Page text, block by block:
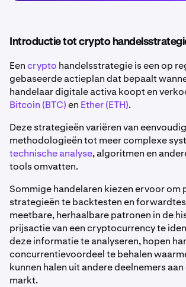
Introductie tot crypto
Eencrypto handelsstrategie is een op
gebaseerde actieplan dat bepaalt
handelaar digitale activa koopt en
Bitcoin (BTC)en Ether (ETH).
Deze strategieën variëren van
methodologieën tot meer complexe
technische analyse, algoritmen en
tools omvatten.
Sommige handelaren kiezen ervoor om
strategieën te backtesten en
meetbare, herhaalbare patronen in de
prijsactie van een cryptocurrency te
deze informatie te analyseren, hopen
concurrentievoordeel te behalen
kunnen halen uit andere deelnemers
markt.